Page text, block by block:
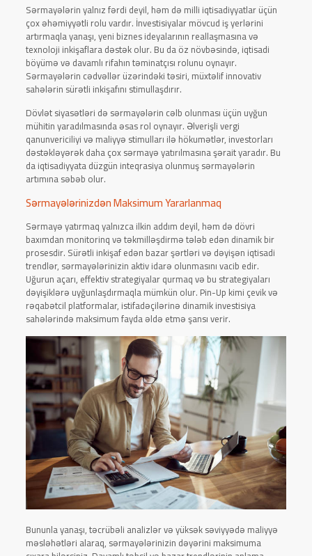
Sərmayələrin yalnız fərdi deyil, həm də milli iqtisadiyyatlar üçün
çox əhəmiyyətli rolu vardır. İnvestisiyalar mövcud iş yerlərini
artırmaqla yanaşı, yeni biznes ideyalarının reallaşmasına və
texnoloji inkişaflara dəstək olur. Bu da öz növbəsində, iqtisadi
böyümə və davamlı rifahın təminatçısı rolunu oynayır.
Sərmayələrin cədvəllər üzərindəki təsiri, müxtəlif innovativ
sahələrin sürətli inkişafını stimullaşdırır.
Dövlət siyasətləri də sərmayələrin cəlb olunması üçün uyğun
mühitin yaradılmasında əsas rol oynayır. Əlverişli vergi
qanunvericiliyi və maliyyə stimulları ilə hökumətlər, investorları
dəstəkləyərək daha çox sərmayə yatırılmasına şərait yaradır. Bu
da iqtisadiyyata düzgün inteqrasiya olunmuş sərmayələrin
artımına səbəb olur.
Sərmayələrinizdən Maksimum Yararlanmaq
Sərmayə yatırmaq yalnızca ilkin addım deyil, həm də dövri
baxımdan monitorinq və təkmilləşdirmə tələb edən dinamik bir
prosesdir. Sürətli inkişaf edən bazar şərtləri və dəyişən iqtisadi
trendlər, sərmayələrinizin aktiv idarə olunmasını vacib edir.
Uğurun açarı, effektiv strategiyalar qurmaq və bu strategiyaları
dəyişiklərə uyğunlaşdırmaqla mümkün olur. Pin-Up kimi çevik və
rəqabətcil platformalar, istifadəçilərinə dinamik investisiya
sahələrində maksimum fayda əldə etmə şansı verir.
Bununla yanaşı, təcrübəli analizlər və yüksək səviyyədə maliyyə
məsləhətləri alaraq, sərmayələrinizin dəyərini maksimuma